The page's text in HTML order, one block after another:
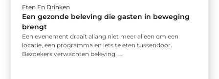
Eten En Drinken
Een gezonde beleving die gasten in beweging
brengt
Een evenement draait allang niet meer alleen om een
locatie, een programma en iets te eten tussendoor.
Bezoekers verwachten beleving. ...